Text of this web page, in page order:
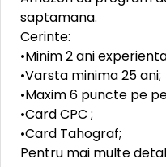
saptamana.
Cerinte:
•Minim 2 ani
•Varsta minima 25 ani;
•Maxim 6 puncte pe
•Card CPC ;
•Card Tahograf;
Pentru mai multe